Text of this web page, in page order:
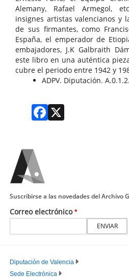
Alemany, Rafael Armegol,
insignes artistas valencianos y
de sus firmantes, como
España, el emperador de
embajadores, J.K Galbraith
este libro en una auténtica
cubre el periodo entre 1942 y
ADPV. Diputación.
Facebook
Correo electrónico
Suscribirse a las novedades del Archivo
Diputación de Valencia
Sede Electrónica